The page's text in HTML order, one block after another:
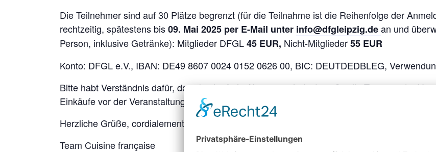
Die Teilnehmer sind auf 30 Plätze begrenzt (für die Teilnahme ist die Reihenfolge der
rechtzeitig, spätestens bis09. Mai 2025 per E-Mail unter info@dfgleipzig.dean und
Person, inklusive Getränke): Mitglieder DFGL45 EUR, Nicht-Mitglieder55 EUR
Konto: DFGL e.V., IBAN: DE49 8607 0024 0152 0626 00, BIC: DEUTDEDBLEG,
Bitte habt Verständnis dafür, dass kostenfreie Absagen mindestens 2 volle Tage vor der
Einkäufe vor der Veranstaltung durchführen müssen.
Herzliche Grüße, cordialement,
Team Cuisine française